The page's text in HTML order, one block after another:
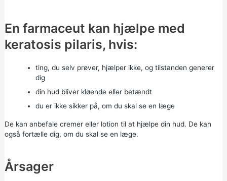
En farmaceut kan hjælpe med
keratosis pilaris, hvis:
ting, du selv prøver, hjælper ikke, og tilstanden generer
dig
din hud bliver kløende eller betændt
du er ikke sikker på, om du skal se en læge
De kan anbefale cremer eller lotion til at hjælpe din hud. De kan
også fortælle dig, om du skal se en læge.
Årsager